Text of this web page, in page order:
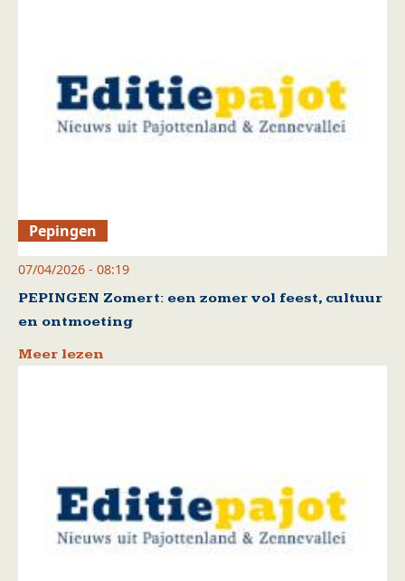
Pepingen
07/04/2026 - 08:19
PEPINGEN Zomert: een zomer vol feest, cultuur
en ontmoeting
Meer lezen